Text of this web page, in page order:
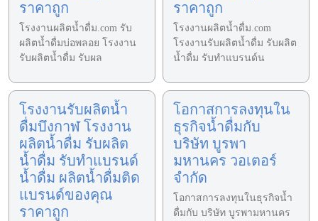
ราคาถูก
โรงงานผลิตน้ำดื่ม.com รับ
ผลิตน้ำดื่มบ่อพลอย โรงงาน
รับผลิตน้ำดื่ม รับผล
ราคาถูก
โรงงานผลิตน้ำดื่ม.com
โรงงานรับผลิตน้ำดื่ม รับผลิต
น้ำดื่ม รับทำแบรนด์น
โรงงานรับผลิตน้ำ
ดื่มบึงกาฬ โรงงาน
ผลิตน้ำดื่ม รับผลิต
น้ำดื่ม รับทำแบรนด์
น้ำดื่ม ผลิตน้ำดื่มติด
แบรนด์ของคุณ
ราคาถูก
โอกาสการลงทุนใน
ธุรกิจน้ำดื่มกับ
บริษัท บูรพา
มหานคร วอเตอร์
จำกัด
โอกาสการลงทุนในธุรกิจน้ำ
ดื่มกับ บริษัท บูรพามหานคร